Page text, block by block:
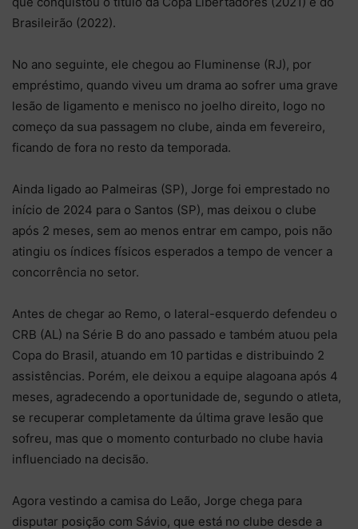
Brasileirão (2022).
No ano seguinte, ele chegou ao Fluminense (RJ), por
empréstimo, quando viveu um drama ao sofrer uma grave
lesão de ligamento e menisco no joelho direito, logo no
começo da sua passagem no clube, ainda em fevereiro,
ficando de fora no resto da temporada.
Ainda ligado ao Palmeiras (SP), Jorge foi emprestado no
início de 2024 para o Santos (SP), mas deixou o clube
após 2 meses, sem ao menos entrar em campo, pois não
atingiu os índices físicos esperados a tempo de vencer a
concorrência no setor.
Antes de chegar ao Remo, o lateral-esquerdo defendeu o
CRB (AL) na Série B do ano passado e também atuou pela
Copa do Brasil, atuando em 10 partidas e distribuindo 2
assistências. Porém, ele deixou a equipe alagoana após 4
meses, agradecendo a oportunidade de, segundo o atleta,
se recuperar completamente da última grave lesão que
sofreu, mas que o momento conturbado no clube havia
influenciado na decisão.
Agora vestindo a camisa do Leão, Jorge chega para
disputar posição com Sávio, que está no clube desde a